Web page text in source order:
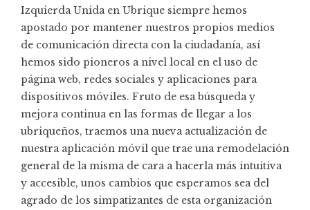
Izquierda Unida en Ubrique siempre hemos
apostado por mantener nuestros propios medios
de comunicación directa con la ciudadanía, así
hemos sido pioneros a nivel local en el uso de
página web, redes sociales y aplicaciones para
dispositivos móviles. Fruto de esa búsqueda y
mejora continua en las formas de llegar a los
ubriqueños, traemos una nueva actualización de
nuestra aplicación móvil que trae una remodelación
general de la misma de cara a hacerla más intuitiva
y accesible, unos cambios que esperamos sea del
agrado de los simpatizantes de esta organización